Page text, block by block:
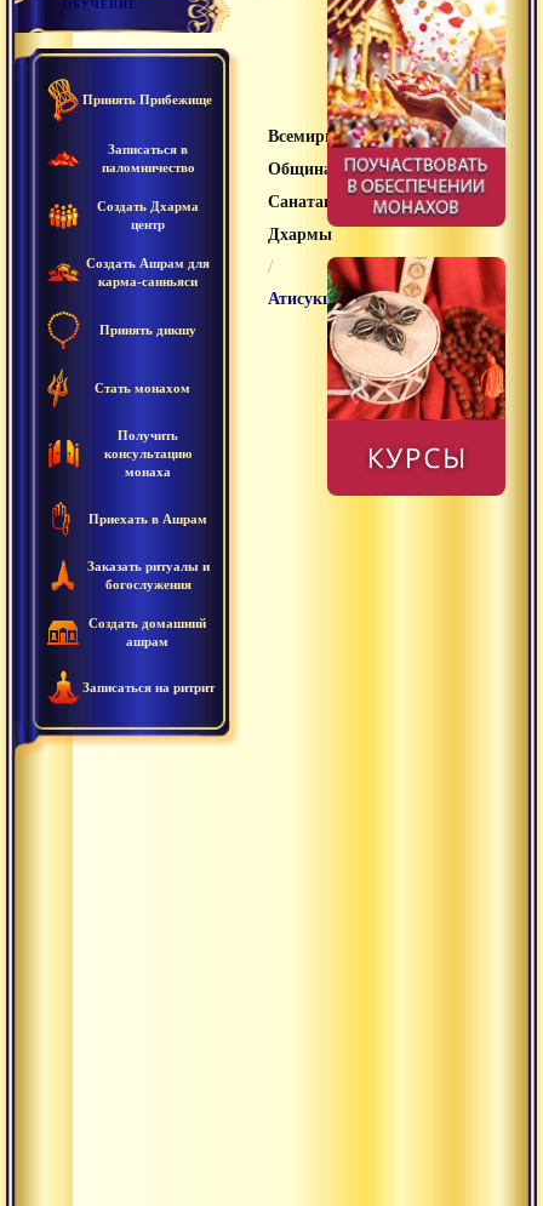
ОБУЧЕНИЕ
Принять Прибежище
Записаться в
паломничество
Создать Дхарма
центр
Создать Ашрам для
карма-санньяси
Принять дикшу
Стать монахом
Получить
консультацию
монаха
Приехать в Ашрам
Заказать ритуалы и
богослужения
Создать домашний
ашрам
Записаться на ритрит
Всемирная
Община
Санатана
Дхармы
/
Атисукшма